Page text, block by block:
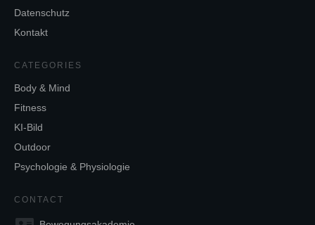
Datenschutz
Kontakt
CATEGORIES
Body & Mind
Fitness
KI-Bild
Outdoor
Psychologie & Physiologie
CONTACT